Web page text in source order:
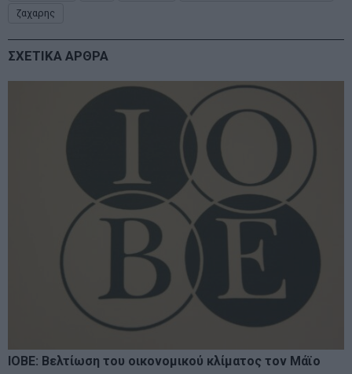
ζαχαρης
ΣΧΕΤΙΚΑ ΑΡΘΡΑ
ΙΟΒΕ: Βελτίωση του οικονομικού κλίματος τον Μάϊο